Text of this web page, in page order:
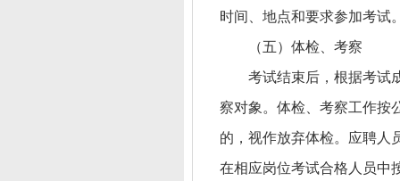
时间、地点和要求参加考试
（五）体检、考察
考试结束后，根据考试
察对象。体检、考察工作按
的，视作放弃体检。应聘人
在相应岗位考试合格人员中